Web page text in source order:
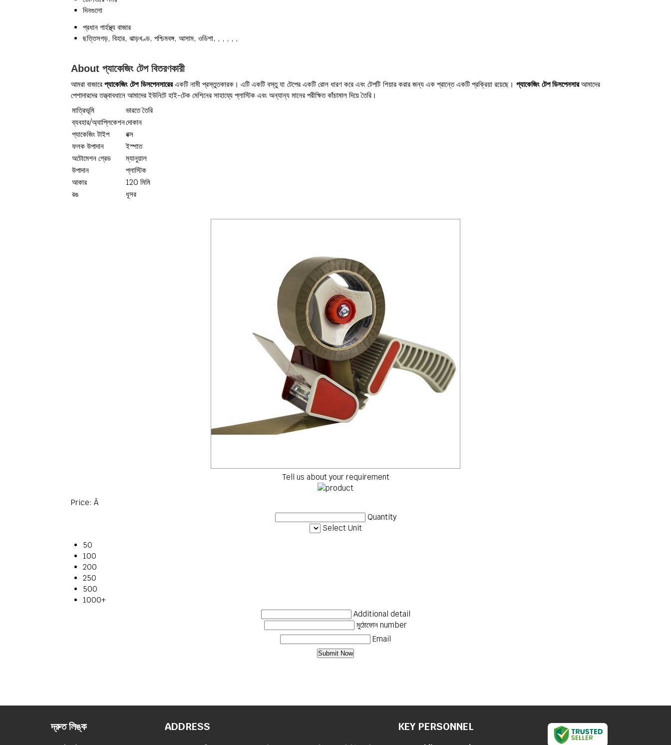
দিনগুলো
প্রধান গার্হস্থ্য বাজার
ছত্তিসগড়, বিহার, ঝাড়খণ্ড, পশ্চিমবঙ্গ, আসাম, ওডিশা, , , , , ,
About প্যাকেজিং টেপ বিতরণকারী
আমরা বাজারেপ্যাকেজিং টেপ ডিসপেনসারেরএকটি নামী প্রস্তুতকারক। এটি একটি বস্তু যা টেপের একটি রোল ধারণ করে এবং টেপটি শিয়ার করার জন্য এক প্রান্তে একটি প্রক্রিয়া রয়েছে। প্যাকেজিং টেপ ডিসপেনসারআমাদের
পেশাদারদের তত্ত্বাবধানে আমাদের ইউনিটে হাই-টেক মেশিনের সাহায্যে প্লাস্টিক এবং অন্যান্য মানের পরীক্ষিত কাঁচামাল দিয়ে তৈরি।
মাত্রিভূমি
ভারতে তৈরি
ব্যবহার/অ্যাপ্লিকেশনদোকান
প্যাকেজিং টাইপ
বক্স
ফলক উপাদান
ইস্পাত
অটোমেশন গ্রেড
ম্যানুয়াল
উপাদান
প্লাস্টিক
আকার
120 মিমি
রঙ
ধূসর
Tell us about your requirement
Price: Â
Quantity
Select Unit
50
100
200
250
500
1000+
Additional detail
মুঠোফোন number
Email
দ্রুত লিঙ্ক ADDRESS KEY PERSONNEL